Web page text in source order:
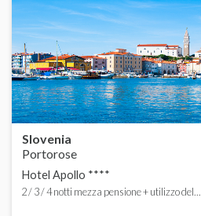
Slovenia
Portorose
Hotel Apollo ****
2 / 3 / 4 notti mezza pensione + utilizzo del...